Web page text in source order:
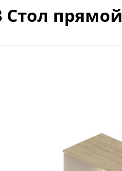
Стол прямой